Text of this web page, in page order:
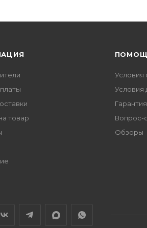
товар
Условия
Условия
Вопрос-
Обзоры